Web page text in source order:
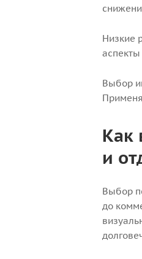
Низкие
Выбор
Как
и
Выбор
до